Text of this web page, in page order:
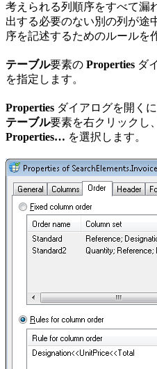
考えられる列順序をすべて漏
出する必要のない別の列が途
序を記述するためのルールを
テーブル要素の Properties ダ
を指定します。
Properties ダイアログを開くに
テーブル要素を右クリックし
Properties… を選択します。